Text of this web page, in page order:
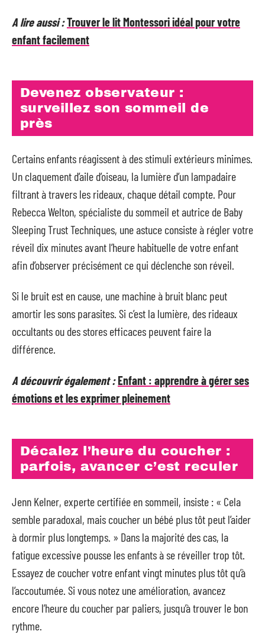
A lire aussi :Trouver le lit Montessori idéal pour votre
enfant facilement
Devenez observateur :
surveillez son sommeil de
près
Certains enfants réagissent à des stimuli extérieurs minimes.
Un claquement d’aile d’oiseau, la lumière d’un lampadaire
filtrant à travers les rideaux, chaque détail compte. Pour
Rebecca Welton, spécialiste du sommeil et autrice de Baby
Sleeping Trust Techniques, une astuce consiste à régler votre
réveil dix minutes avant l’heure habituelle de votre enfant
afin d’observer précisément ce qui déclenche son réveil.
Si le bruit est en cause, une machine à bruit blanc peut
amortir les sons parasites. Si c’est la lumière, des rideaux
occultants ou des stores efficaces peuvent faire la
différence.
A découvrir également :Enfant : apprendre à gérer ses
émotions et les exprimer pleinement
Décalez l’heure du coucher :
parfois, avancer c’est reculer
Jenn Kelner, experte certifiée en sommeil, insiste : « Cela
semble paradoxal, mais coucher un bébé plus tôt peut l’aider
à dormir plus longtemps. » Dans la majorité des cas, la
fatigue excessive pousse les enfants à se réveiller trop tôt.
Essayez de coucher votre enfant vingt minutes plus tôt qu’à
l’accoutumée. Si vous notez une amélioration, avancez
encore l’heure du coucher par paliers, jusqu’à trouver le bon
rythme.